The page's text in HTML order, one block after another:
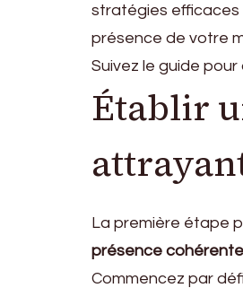
stratégies efficaces
présence de votre
Suivez le guide
Établir
La première étape
présence
Commencez par